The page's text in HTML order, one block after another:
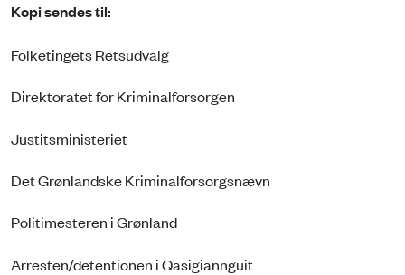
Kopi sendes til:
Folketingets Retsudvalg
Direktoratet for Kriminalforsorgen
Justitsministeriet
Det Grønlandske Kriminalforsorgsnævn
Politimesteren i Grønland
Arresten/detentionen i Qasigiannguit